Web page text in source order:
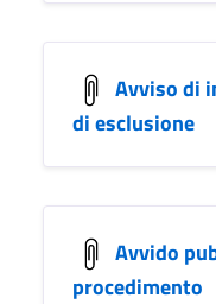
Avviso di
di esclusione
Avvido
procedimento